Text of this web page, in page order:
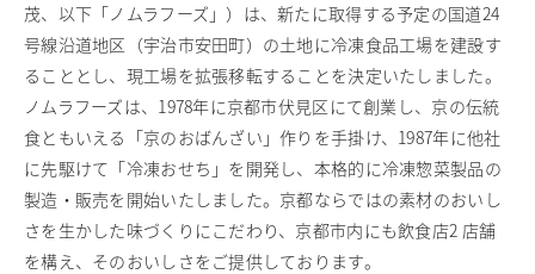
採用情報
お問い合わせ
English
茂、以下「ノムラフーズ」）は、新たに取得する予定の国道24
号線沿道地区（宇治市安田町）の土地に冷凍食品工場を建設す
ることとし、現工場を拡張移転することを決定いたしました。
ノムラフーズは、1978年に京都市伏見区にて創業し、京の伝統
食ともいえる「京のおばんざい」作りを手掛け、1987年に他社
に先駆けて「冷凍おせち」を開発し、本格的に冷凍惣菜製品の
製造・販売を開始いたしました。京都ならではの素材のおいし
さを生かした味づくりにこだわり、京都市内にも飲食店2 店舗
を構え、そのおいしさをご提供しております。